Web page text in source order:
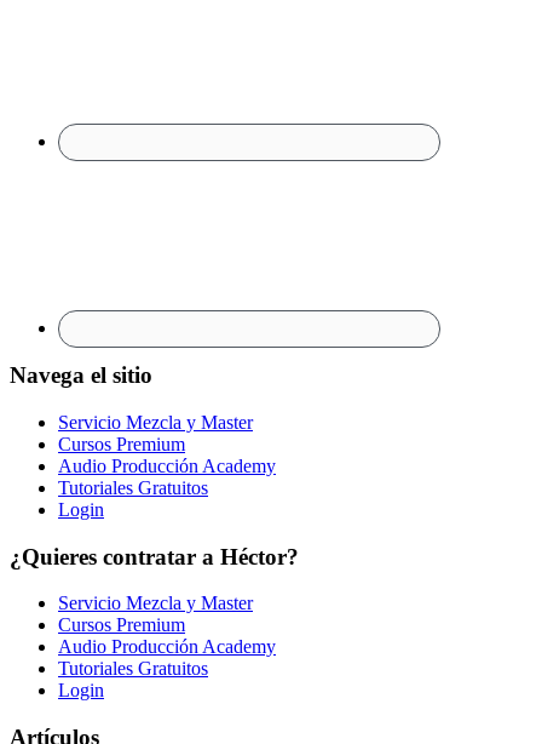
Navega el sitio
Servicio Mezcla y Master
Cursos Premium
Audio Producción Academy
Tutoriales Gratuitos
Login
¿Quieres contratar a Héctor?
Servicio Mezcla y Master
Cursos Premium
Audio Producción Academy
Tutoriales Gratuitos
Login
Artículos